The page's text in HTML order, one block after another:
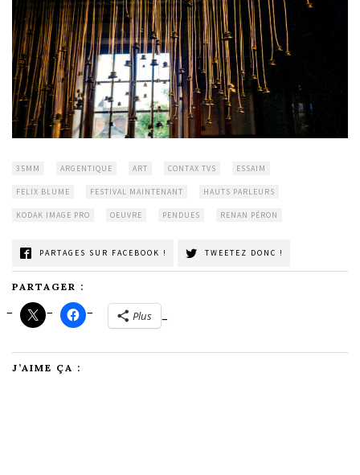
35MM ARGENTIQUE ART CONTAX TVS ESSAIM
FELIX BLUME FESTIVAL MAINTENANT HAUTS PARLEURS
KODAK IMAGE PRO OEUVRE PENDUES RENAN PÉRON
PARTAGES SUR FACEBOOK ! TWEETEZ DONC !
PARTAGER :
Plus
J’AIME ÇA :